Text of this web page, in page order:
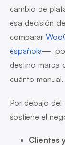
cambio de
esa decisión
comparar
española—,
destino marca
cuánto manual.
Por debajo
sostiene el
Clientes